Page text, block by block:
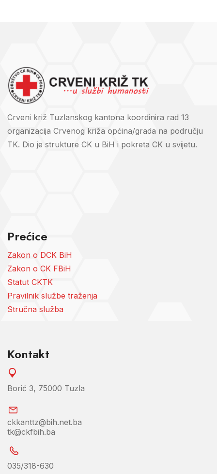
Crveni križ Tuzlanskog kantona koordinira rad 13
organizacija Crvenog križa općina/grada na području
TK. Dio je strukture CK u BiH i pokreta CK u svijetu.
Prećice
Zakon o DCK BiH
Zakon o CK FBiH
Statut CKTK
Pravilnik službe traženja
Stručna služba
Kontakt
Borić 3, 75000 Tuzla
ckkanttz@bih.net.ba
tk@ckfbih.ba
035/318-630